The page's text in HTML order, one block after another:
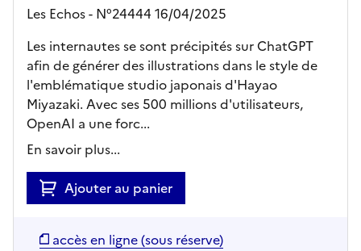
Les Echos - N°24444 16/04/2025
Les internautes se sont précipités sur ChatGPT
afin de générer des illustrations dans le style de
l'emblématique studio japonais d'Hayao
Miyazaki. Avec ses 500 millions d'utilisateurs,
OpenAI a une forc...
En savoir plus...
Ajouter au panier
accès en ligne (sous réserve)